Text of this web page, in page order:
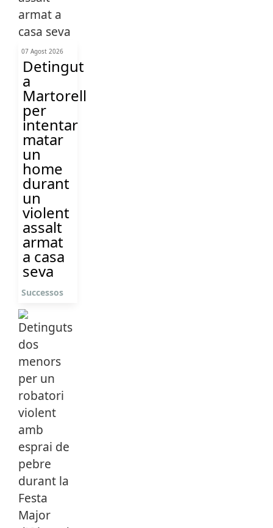
07 Agost 2026
Detingut
a
Martorell
per
intentar
matar
un
home
durant
un
violent
assalt
armat
a casa
seva
Successos